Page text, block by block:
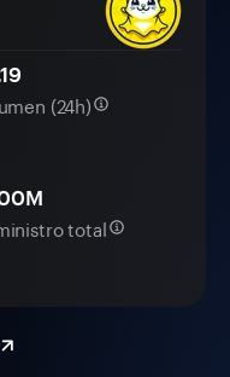
(24h)
total